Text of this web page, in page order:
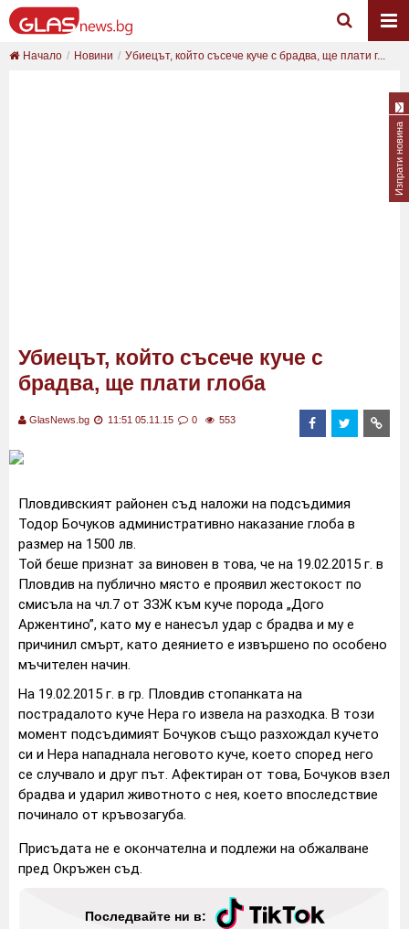
Начало Новини Убиецът, който съсече куче с брадва, ще плати г...
Убиецът, който съсече куче с
брадва, ще плати глоба
GlasNews.bg 11:51 05.11.15 0 553
Пловдивският районен съд наложи на подсъдимия
Тодор Бочуков административно наказание глоба в
размер на 1500 лв.
Той беше признат за виновен в това, че на 19.02.2015 г. в
Пловдив на публично място е проявил жестокост по
смисъла на чл.7 от ЗЗЖ към куче порода „Дого
Аржентино”, като му е нанесъл удар с брадва и му е
причинил смърт, като деянието е извършено по особено
мъчителен начин.
На 19.02.2015 г. в гр. Пловдив стопанката на
пострадалото куче Нера го извела на разходка. В този
момент подсъдимият Бочуков също разхождал кучето
си и Нера нападнала неговото куче, което според него
се случвало и друг път. Афектиран от това, Бочуков взел
брадва и ударил животното с нея, което впоследствие
починало от кръвозагуба.
Присъдата не е окончателна и подлежи на обжалване
пред Окръжен съд.
Последвайте ни в:
Изпрати новина